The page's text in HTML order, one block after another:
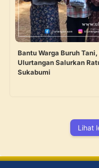
Bantu Warga Buruh
Ulurtangan Salurkan
Sukabumi
Lihat